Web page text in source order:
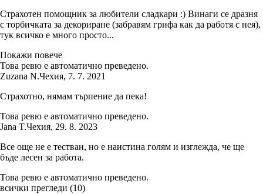
Страхотен помощник за любители сладкари :) Винаги се дразня
с торбичката за декориране (забравям грифа как да работя с нея),
тук всичко е много просто...
Покажи повече
Това ревю е автоматично преведено.
Zuzana N.Чехия, 7. 7. 2021
Страхотно, нямам търпение да пека!
Това ревю е автоматично преведено.
Jana T.Чехия, 29. 8. 2023
Все още не е тестван, но е наистина голям и изглежда, че ще
бъде лесен за работа.
Това ревю е автоматично преведено.
всички прегледи (10)